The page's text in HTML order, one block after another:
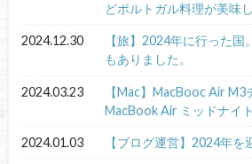
どポルトガル料理が美味
2024.12.30
【旅】2024年に行った
もありました。
2024.03.23
【Mac】MacBooc Air
MacBook Air ミッドナイ
2024.01.03 【ブログ運営】2024年を